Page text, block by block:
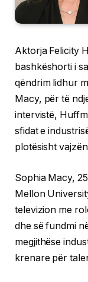
Aktorja Felicity
bashkëshorti i
qëndrim lidhur
Macy, për të
intervistë,
sfidat e
plotësisht
Sophia Macy,
Mellon
televizion me
dhe së fundmi
megjithëse
krenare për